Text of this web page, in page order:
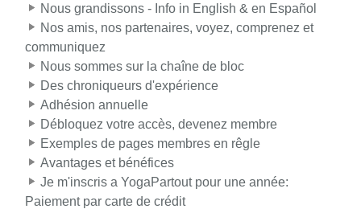
Nous grandissons - Info in English & en Español
Nos amis, nos partenaires, voyez, comprenez et
communiquez
Nous sommes sur la chaîne de bloc
Des chroniqueurs d'expérience
Adhésion annuelle
Débloquez votre accès, devenez membre
Exemples de pages membres en rêgle
Avantages et bénéfices
Je m'inscris a YogaPartout pour une année:
Paiement par carte de crédit